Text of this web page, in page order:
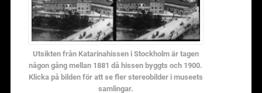
Utsikten från Katarinahissen i Stockholm är tagen
någon gång mellan 1881 då hissen byggts och 1900.
Klicka på bilden för att se fler stereobilder i museets
samlingar.